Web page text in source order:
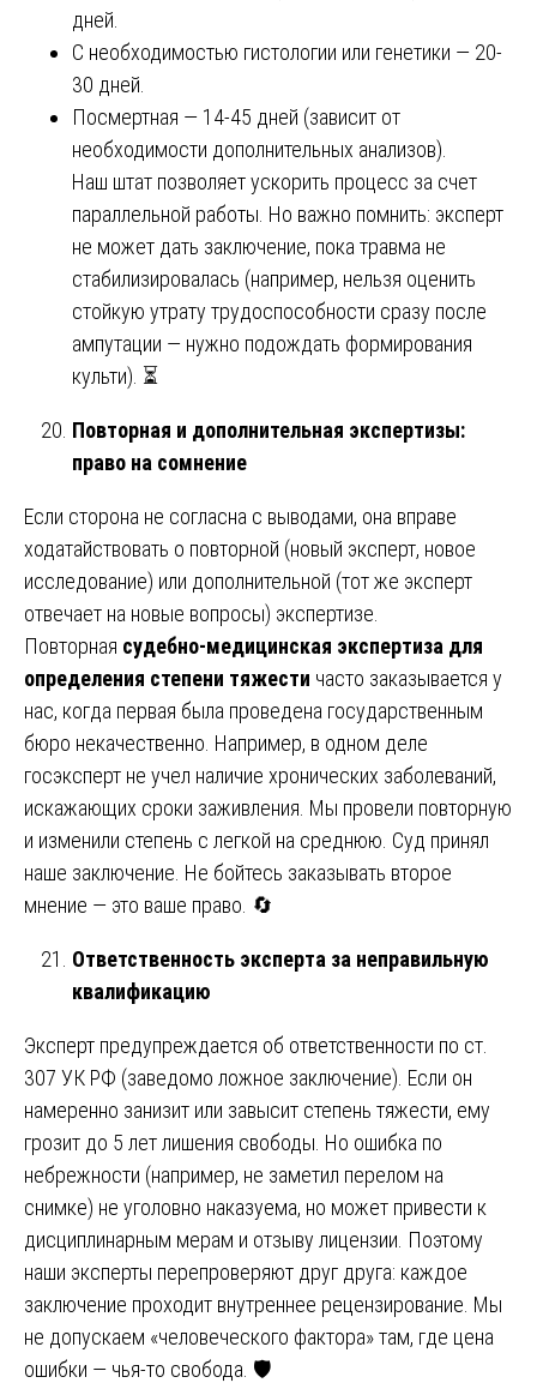
дней.
С необходимостью гистологии или генетики — 20-
30 дней.
Посмертная — 14-45 дней (зависит от
необходимости дополнительных анализов).
Наш штат позволяет ускорить процесс за счет
параллельной работы. Но важно помнить: эксперт
не может дать заключение, пока травма не
стабилизировалась (например, нельзя оценить
стойкую утрату трудоспособности сразу после
ампутации — нужно подождать формирования
культи). ⏳
Повторная и дополнительная экспертизы:
право на сомнение
Если сторона не согласна с выводами, она вправе
ходатайствовать о повторной (новый эксперт, новое
исследование) или дополнительной (тот же эксперт
отвечает на новые вопросы) экспертизе.
Повторная судебно-медицинская экспертиза для
определения степени тяжести часто заказывается у
нас, когда первая была проведена государственным
бюро некачественно. Например, в одном деле
госэксперт не учел наличие хронических заболеваний,
искажающих сроки заживления. Мы провели повторную
и изменили степень с легкой на среднюю. Суд принял
наше заключение. Не бойтесь заказывать второе
мнение — это ваше право. 🔄
Ответственность эксперта за неправильную
квалификацию
Эксперт предупреждается об ответственности по ст.
307 УК РФ (заведомо ложное заключение). Если он
намеренно занизит или завысит степень тяжести, ему
грозит до 5 лет лишения свободы. Но ошибка по
небрежности (например, не заметил перелом на
снимке) не уголовно наказуема, но может привести к
дисциплинарным мерам и отзыву лицензии. Поэтому
наши эксперты перепроверяют друг друга: каждое
заключение проходит внутреннее рецензирование. Мы
не допускаем «человеческого фактора» там, где цена
ошибки — чья-то свобода. 🛡️